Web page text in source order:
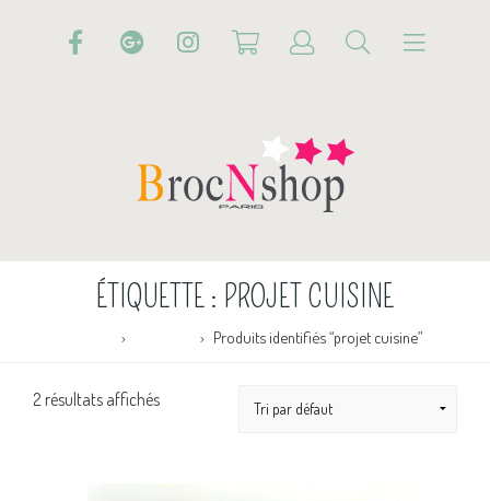
ÉTIQUETTE : PROJET CUISINE
Produits identifiés “projet cuisine”
2 résultats affichés